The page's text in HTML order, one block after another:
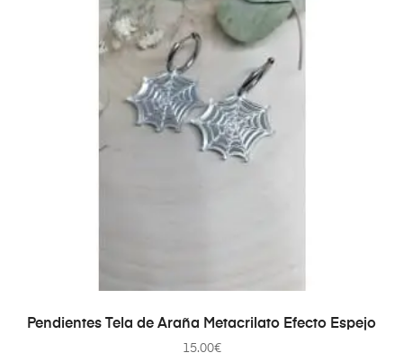
AÑADIR AL CARRITO
Pendientes Tela de Araña Metacrilato Efecto Espejo
15.00€